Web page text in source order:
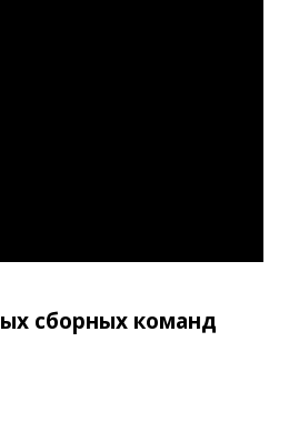
сборных команд